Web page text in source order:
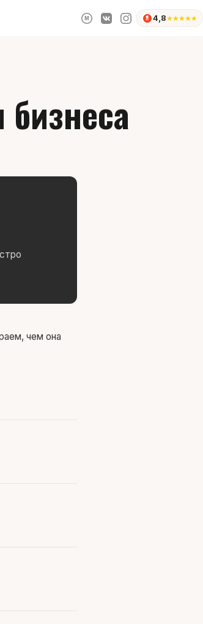
M 4,8★★★★★
чем она